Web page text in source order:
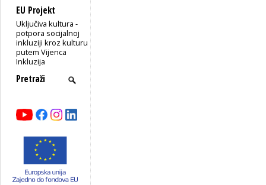
EU Projekt
Uključiva kultura -
potpora socijalnoj
inkluziji kroz kulturu
putem Vijenca
Inkluzija